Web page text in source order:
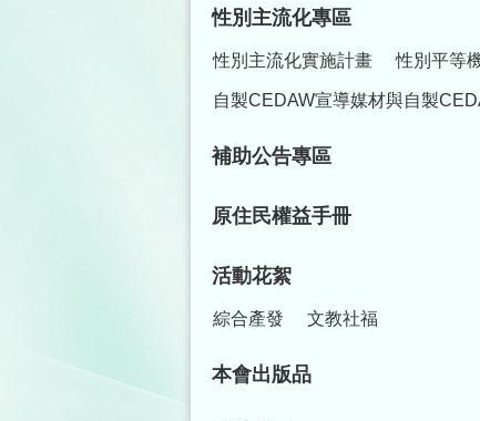
性別主流化專區
性別主流化實施計畫 性別平等
自製CEDAW宣導媒材與自製
補助公告專區
原住民權益手冊
活動花絮
綜合產發 文教社福
本會出版品